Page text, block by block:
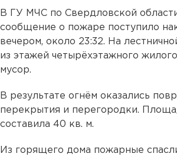
В ГУ МЧС по Свердловской области
сообщение о пожаре поступило
вечером, около 23:32. На
из этажей четырёхэтажного
мусор.
В результате огнём оказались
перекрытия и перегородки.
составила 40 кв. м.
Из горящего дома пожарные